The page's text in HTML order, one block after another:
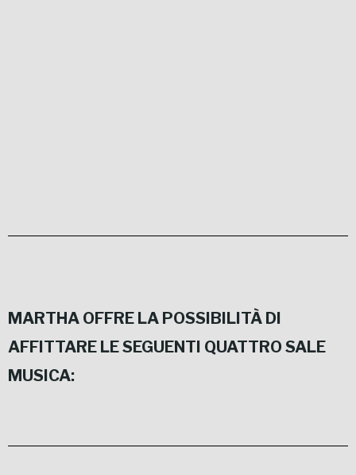
MARTHA OFFRE LA POSSIBILITÀ DI
AFFITTARE LE SEGUENTI QUATTRO SALE
MUSICA: